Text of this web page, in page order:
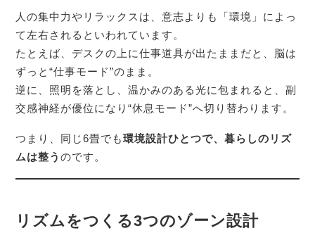
人の集中力やリラックスは、意志よりも「環境」によっ
て左右されるといわれています。
たとえば、デスクの上に仕事道具が出たままだと、脳は
ずっと“仕事モード”のまま。
逆に、照明を落とし、温かみのある光に包まれると、副
交感神経が優位になり“休息モード”へ切り替わります。
つまり、同じ6畳でも環境設計ひとつで、暮らしのリズ
ムは整うのです。
リズムをつくる3つのゾーン設計